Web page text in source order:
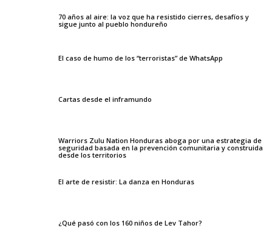
70 años al aire: la voz que ha resistido cierres, desafíos y
sigue junto al pueblo hondureño
El caso de humo de los “terroristas” de WhatsApp
Cartas desde el inframundo
Warriors Zulu Nation Honduras aboga por una estrategia de
seguridad basada en la prevención comunitaria y construida
desde los territorios
El arte de resistir: La danza en Honduras
¿Qué pasó con los 160 niños de Lev Tahor?